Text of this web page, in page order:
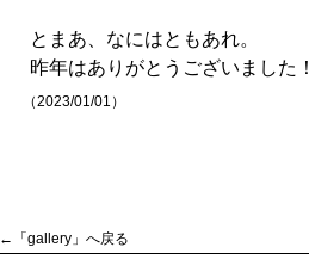
とまあ、なにはともあれ。
昨年はありがとうございまし
（2023/01/01）
←「gallery」へ戻る